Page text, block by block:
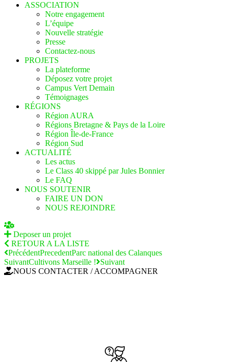
ASSOCIATION
Notre engagement
L’équipe
Nouvelle stratégie
Presse
Contactez-nous
PROJETS
La plateforme
Déposez votre projet
Campus Vert Demain
Témoignages
RÉGIONS
Région AURA
Régions Bretagne & Pays de la Loire
Région Île-de-France
Région Sud
ACTUALITÉ
Les actus
Le Class 40 skippé par Jules Bonnier
Le FAQ
NOUS SOUTENIR
FAIRE UN DON
NOUS REJOINDRE
Deposer un projet
RETOUR A LA LISTE
PrécédentPrecedentParc national des Calanques
SuivantCultivons Marseille ! Suivant
NOUS CONTACTER / ACCOMPAGNER